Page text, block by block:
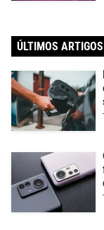
ÚLTIMOS ARTIGOS